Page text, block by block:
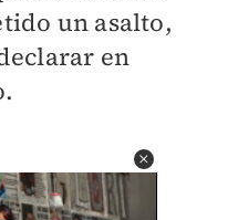
un asalto,
en